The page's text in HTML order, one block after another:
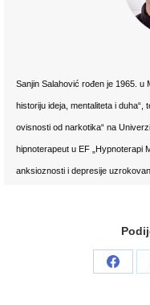
Sanjin Salahović rođen je 1965. u
historiju ideja, mentaliteta i duha“,
ovisnosti od narkotika“ na
hipnoterapeut u EF „Hypnoterapi
anksioznosti i depresije
Share